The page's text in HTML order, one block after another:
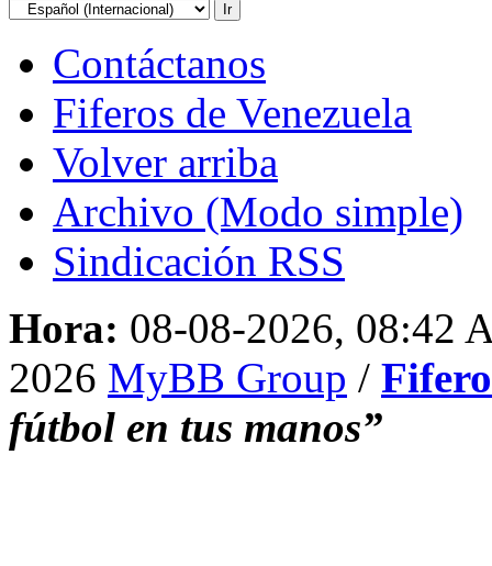
Contáctanos
Fiferos de Venezuela
Volver arriba
Archivo (Modo simple)
Sindicación RSS
Hora: 08-08-2026, 08:42
2026 MyBB Group /
fútbol en tus manos”